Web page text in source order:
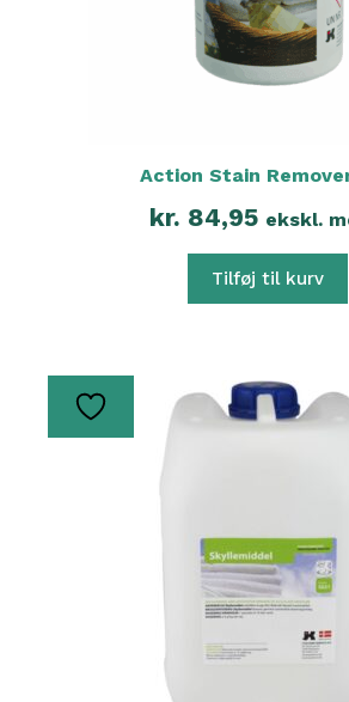
Action Stain
kr. 84,95 ekskl.
Tilføj til kurv